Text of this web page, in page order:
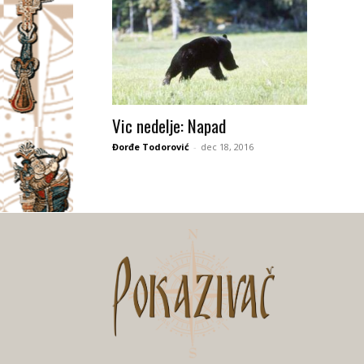
Vic nedelje: Napad
Đorđe Todorović - dec 18, 2016